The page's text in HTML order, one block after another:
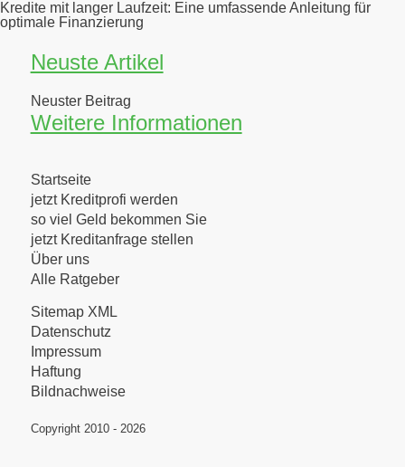
Kredite mit langer Laufzeit: Eine umfassende Anleitung für
optimale Finanzierung
Neuste Artikel
Neuster Beitrag
Weitere Informationen
Startseite
jetzt Kreditprofi werden
so viel Geld bekommen Sie
jetzt Kreditanfrage stellen
Über uns
Alle Ratgeber
Sitemap XML
Datenschutz
Impressum
Haftung
Bildnachweise
Copyright 2010 - 2026